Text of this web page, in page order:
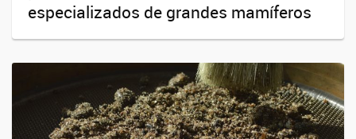
especializados de grandes mamíferos